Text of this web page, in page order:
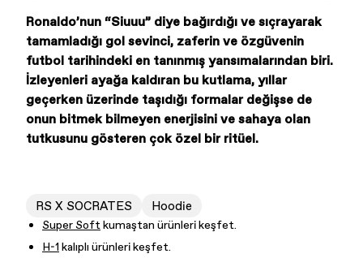
Ronaldo’nun “Siuuu” diye bağırdığı ve sıçrayarak
tamamladığı gol sevinci, zaferin ve özgüvenin
futbol tarihindeki en tanınmış yansımalarından biri.
İzleyenleri ayağa kaldıran bu kutlama, yıllar
geçerken üzerinde taşıdığı formalar değişse de
onun bitmek bilmeyen enerjisini ve sahaya olan
tutkusunu gösteren çok özel bir ritüel.
Hoodie
RS X SOCRATES
Super Softkumaştan ürünleri keşfet.
H-1 kalıplı ürünleri keşfet.